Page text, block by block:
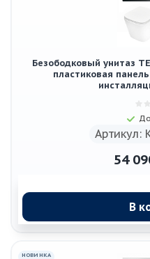
Безободковый унитаз
пластиковая
Артикул:
54
В
НОВИНКА